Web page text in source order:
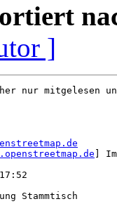
]
nur mitgelesen
]
Stammtisch